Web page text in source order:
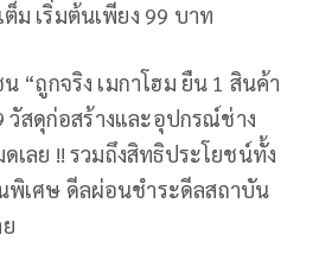
ม เริ่มต้นเพียง 99 บาท
“ถูกจริง เมกาโฮม ยืน 1 สินค้า
วัสดุก่อสร้างและอุปกรณ์ช่าง
เลย !! รวมถึงสิทธิประโยชน์ทั้ง
เศษ ดีลผ่อนชำระดีลสถาบัน